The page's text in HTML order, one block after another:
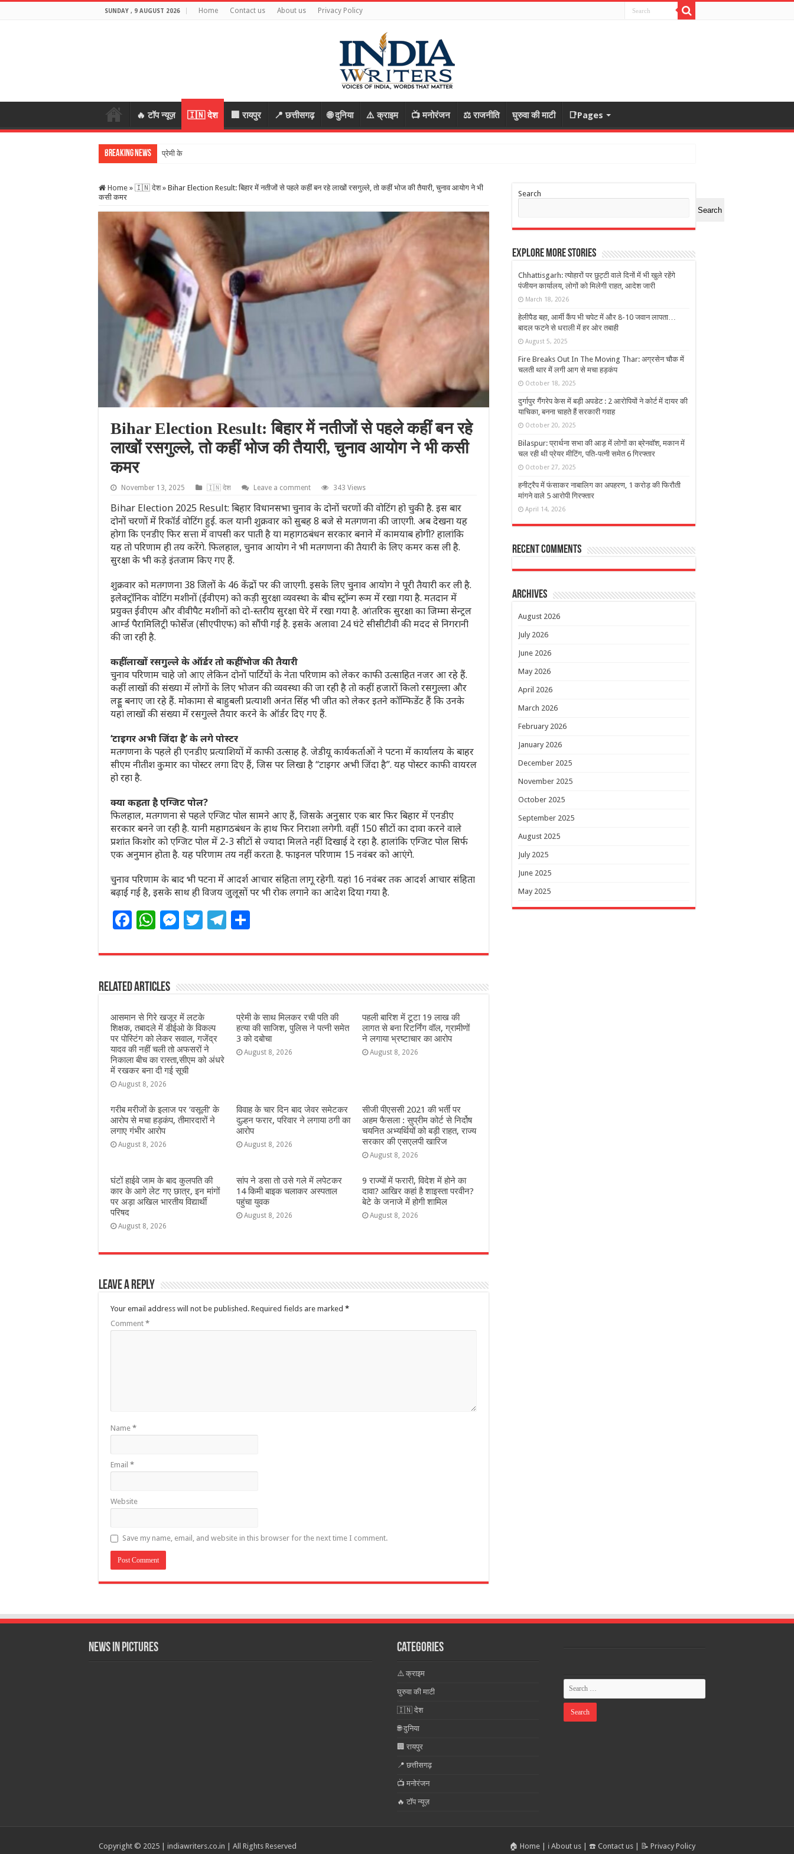
SUNDAY , 9 AUGUST 2026 Home Contact us About us Privacy Policy
🔥 टॉप न्यूज़ 🇮🇳 देश 🏢 रायपुर 📍 छत्तीसगढ़ 🌐 दुनिया ⚠️ क्राइम 📺 मनोरंजन ⚖️ राजनीति घुरुवा की माटी 📑Pages
Breaking News प्रेमी के साथ मिलकर रची पति की हत्या की साजिश, पु
Home » 🇮🇳 देश » Bihar Election Result: बिहार में नतीजों से पहले कहीं बन रहे लाखों रसगुल्ले, तो कहीं भोज की तैयारी, चुनाव आयोग ने भी
कसी कमर
Bihar Election Result: बिहार में नतीजों से पहले कहीं बन रहे
लाखों रसगुल्ले, तो कहीं भोज की तैयारी, चुनाव आयोग ने भी कसी
कमर
November 13, 2025 🇮🇳 देश Leave a comment 343 Views
Bihar Election 2025 Result: बिहार विधानसभा चुनाव के दोनों चरणों की वोटिंग हो चुकी है. इस बार
दोनों चरणों में रिकॉर्ड वोटिंग हुई. कल यानी शुक्रवार को सुबह 8 बजे से मतगणना की जाएगी. अब देखना यह
होगा कि एनडीए फिर सत्ता में वापसी कर पाती है या महागठबंधन सरकार बनाने में कामयाब होगी? हालांकि
यह तो परिणाम ही तय करेंगे. फिलहाल, चुनाव आयोग ने भी मतगणना की तैयारी के लिए कमर कस ली है.
सुरक्षा के भी कड़े इंतजाम किए गए हैं.
शुक्रवार को मतगणना 38 जिलों के 46 केंद्रों पर की जाएगी. इसके लिए चुनाव आयोग ने पूरी तैयारी कर ली है.
इलेक्ट्रॉनिक वोटिंग मशीनों (ईवीएम) को कड़ी सुरक्षा व्यवस्था के बीच स्ट्रॉन्ग रूम में रखा गया है. मतदान में
प्रयुक्त ईवीएम और वीवीपैट मशीनों को दो-स्तरीय सुरक्षा घेरे में रखा गया है. आंतरिक सुरक्षा का जिम्मा सेन्ट्रल
आर्म्ड पैरामिलिट्री फोर्सेज (सीएपीएफ) को सौंपी गई है. इसके अलावा 24 घंटे सीसीटीवी की मदद से निगरानी
की जा रही है.
कहीं लाखों रसगुल्ले के ऑर्डर तो कहीं भोज की तैयारी
चुनाव परिणाम चाहे जो आए लेकिन दोनों पार्टियों के नेता परिणाम को लेकर काफी उत्साहित नजर आ रहे हैं.
कहीं लाखों की संख्या में लोगों के लिए भोजन की व्यवस्था की जा रही है तो कहीं हजारों किलो रसगुल्ला और
लड्डू बनाए जा रहे हैं. मोकामा से बाहुबली प्रत्याशी अनंत सिंह भी जीत को लेकर इतने कॉम्फिडेंट हैं कि उनके
यहां लाखों की संख्या में रसगुल्ले तैयार करने के ऑर्डर दिए गए हैं.
‘टाइगर अभी जिंदा है’ के लगे पोस्टर
मतगणना के पहले ही एनडीए प्रत्याशियों में काफी उत्साह है. जेडीयू कार्यकर्ताओं ने पटना में कार्यालय के बाहर
सीएम नीतीश कुमार का पोस्टर लगा दिए हैं, जिस पर लिखा है “टाइगर अभी जिंदा है”. यह पोस्टर काफी वायरल
हो रहा है.
क्या कहता है एग्जिट पोल?
फिलहाल, मतगणना से पहले एग्जिट पोल सामने आए हैं, जिसके अनुसार एक बार फिर बिहार में एनडीए
सरकार बनने जा रही है. यानी महागठबंधन के हाथ फिर निराशा लगेगी. वहीं 150 सीटों का दावा करने वाले
प्रशांत किशोर को एग्जिट पोल में 2-3 सीटों से ज्यादा मिलते नहीं दिखाई दे रहा है. हालांकि एग्जिट पोल सिर्फ
एक अनुमान होता है. यह परिणाम तय नहीं करता है. फाइनल परिणाम 15 नवंबर को आएंगे.
चुनाव परिणाम के बाद भी पटना में आदर्श आचार संहिता लागू रहेगी. यहां 16 नवंबर तक आदर्श आचार संहिता
बढ़ाई गई है, इसके साथ ही विजय जुलूसों पर भी रोक लगाने का आदेश दिया गया है.
F
c
e
b
o
o
k
W
at
s
A
p
p
M
ss
n
g
e
r
T
itt
r
T
e
ra
m
ar
Related Articles
आसमान से गिरे खजूर में लटके
शिक्षक, तबादले में डीईओ के विकल्प
पर पोस्टिंग को लेकर सवाल, गजेंद्र
यादव की नहीं चली तो अफसरों ने
निकाला बीच का रास्ता,सीएम को अंधरे
में रखकर बना दी गई सूची
August 8, 2026
प्रेमी के साथ मिलकर रची पति की
हत्या की साजिश, पुलिस ने पत्नी समेत
3 को दबोचा
August 8, 2026
पहली बारिश में टूटा 19 लाख की
लागत से बना रिटर्निंग वॉल, ग्रामीणों
ने लगाया भ्रष्टाचार का आरोप
August 8, 2026
गरीब मरीजों के इलाज पर ‘वसूली’ के
आरोप से मचा हड़कंप, तीमारदारों ने
लगाए गंभीर आरोप
August 8, 2026
विवाह के चार दिन बाद जेवर समेटकर
दुल्हन फरार, परिवार ने लगाया ठगी का
आरोप
August 8, 2026
सीजी पीएससी 2021 की भर्ती पर
अहम फैसला : सुप्रीम कोर्ट से निर्दोष
चयनित अभ्यर्थियों को बड़ी राहत, राज्य
सरकार की एसएलपी खारिज
August 8, 2026
घंटों हाईवे जाम के बाद कुलपति की
कार के आगे लेट गए छात्र, इन मांगों
पर अड़ा अखिल भारतीय विद्यार्थी
परिषद
August 8, 2026
सांप ने डसा तो उसे गले में लपेटकर
14 किमी बाइक चलाकर अस्पताल
पहुंचा युवक
August 8, 2026
9 राज्‍यों में फरारी, व‍िदेश में होने का
दावा? आख‍िर कहां है शाइस्‍ता परवीन?
बेटे के जनाजे में होगी शामिल
August 8, 2026
Leave a Reply
Your email address will not be published. Required fields are marked *
Comment *
Name *
Email *
Website
Save my name, email, and website in this browser for the next time I comment.
Search
Search
Explore More Stories
Chhattisgarh: त्योहारों पर छुट्टी वाले दिनों में भी खुले रहेंगे
पंजीयन कार्यालय, लोगों को मिलेगी राहत, आदेश जारी
March 18, 2026
हेलीपैड बहा, आर्मी कैंप भी चपेट में और 8-10 जवान लापता…
बादल फटने से धराली में हर ओर तबाही
August 5, 2025
Fire Breaks Out In The Moving Thar: अग्रसेन चौक में
चलती थार में लगी आग से मचा हड़कंप
October 18, 2025
दुर्गापुर गैंगरेप केस में बड़ी अपडेट : 2 आरोपियों ने कोर्ट में दायर की
याचिका, बनना चाहते हैं सरकारी गवाह
October 20, 2025
Bilaspur: प्रार्थना सभा की आड़ में लोगों का ब्रेनवॉश, मकान में
चल रही थी प्रेयर मीटिंग, पति-पत्नी समेत 6 गिरफ्तार
October 27, 2025
हनीट्रैप में फंसाकर नाबालिग का अपहरण, 1 करोड़ की फिरौती
मांगने वाले 5 आरोपी गिरफ्तार
April 14, 2026
Recent Comments
Archives
August 2026
July 2026
June 2026
May 2026
April 2026
March 2026
February 2026
January 2026
December 2025
November 2025
October 2025
September 2025
August 2025
July 2025
June 2025
May 2025
News in Pictures Categories
⚠️ क्राइम
घुरुवा की माटी
🇮🇳 देश
🌐 दुनिया
🏢 रायपुर
📍 छत्तीसगढ़
📺 मनोरंजन
🔥 टॉप न्यूज़
🏠 Home ℹ️ About us ☎️ Contact us 📝 Privacy Policy
Copyright © 2025 | indiawriters.co.in | All Rights Reserved